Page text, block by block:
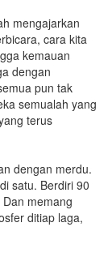
mengajarkan
cara kita
kemauan
dengan
pun tak
semualah yang
terus
dengan merdu.
satu. Berdiri 90
memang
ditiap laga,